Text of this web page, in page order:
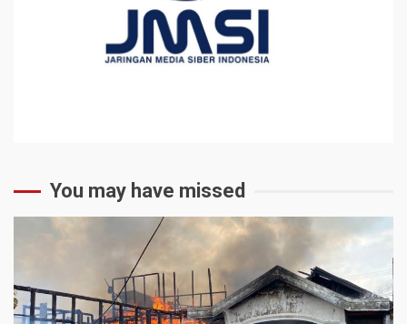
You may have missed